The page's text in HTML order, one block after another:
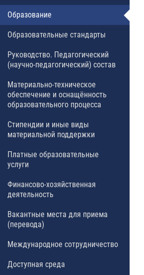
Образование
Образовательные стандарты
Руководство. Педагогический
(научно-педагогический) состав
Материально-техническое
обеспечение и оснащённость
образовательного процесса
Стипендии и иные виды
материальной поддержки
Платные образовательные
услуги
Финансово-хозяйственная
деятельность
Вакантные места для приема
(перевода)
Международное сотрудничество
Доступная среда